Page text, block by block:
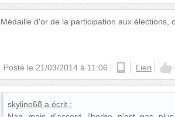
Médaille d'or de la participation aux élections,
Posté le 21/03/2014 à 11:06 Lien
skyline68 a écrit :